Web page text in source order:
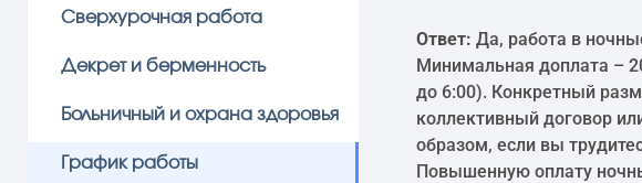
Сверхурочная работа
Декрет и берменность
Больничный и охрана здоровья
График работы
Ответ: Да, работа в
Минимальная доплата –
до 6:00). Конкретный
коллективный договор
образом, если вы
Повышенную оплату